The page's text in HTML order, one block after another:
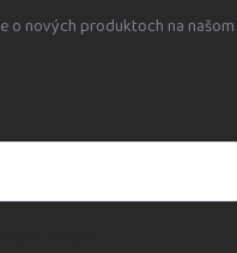
o nových produktoch na našom